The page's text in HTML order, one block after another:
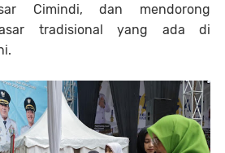
Cimindi, dan mendorong
tradisional yang ada di